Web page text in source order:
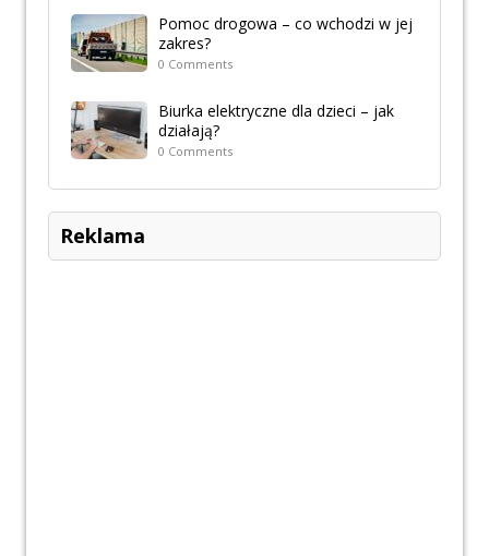
Pomoc drogowa – co wchodzi w jej
zakres?
0 Comments
Biurka elektryczne dla dzieci – jak
działają?
0 Comments
Reklama